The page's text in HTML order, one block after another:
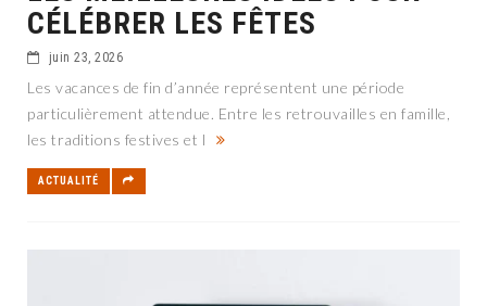
CÉLÉBRER LES FÊTES
juin 23, 2026
Les vacances de fin d’année représentent une période
particulièrement attendue. Entre les retrouvailles en famille,
les traditions festives et l
ACTUALITÉ